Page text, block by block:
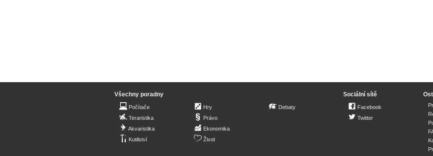
Všechny poradny
Počítače
Teraristika
Akvaristika
Kutilství
Hry
Právo
Ekonomika
Život
Debaty
Sociální sítě
Facebook
Twitter